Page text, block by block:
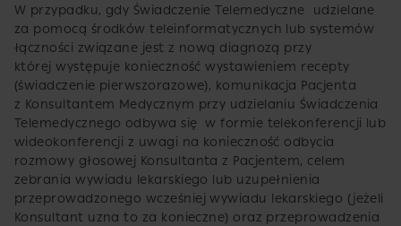
W przypadku, gdy Świadczenie Telemedyczne udzielane
za pomocą środków teleinformatycznych lub systemów
łączności związane jest z nową diagnozą przy
której występuje konieczność wystawieniem recepty
(świadczenie pierwszorazowe), komunikacja Pacjenta
z Konsultantem Medycznym przy udzielaniu Świadczenia
Telemedycznego odbywa się w formie telekonferencji lub
wideokonferencji z uwagi na konieczność odbycia
rozmowy głosowej Konsultanta z Pacjentem, celem
zebrania wywiadu lekarskiego lub uzupełnienia
przeprowadzonego wcześniej wywiadu lekarskiego (jeżeli
Konsultant uzna to za konieczne) oraz przeprowadzenia